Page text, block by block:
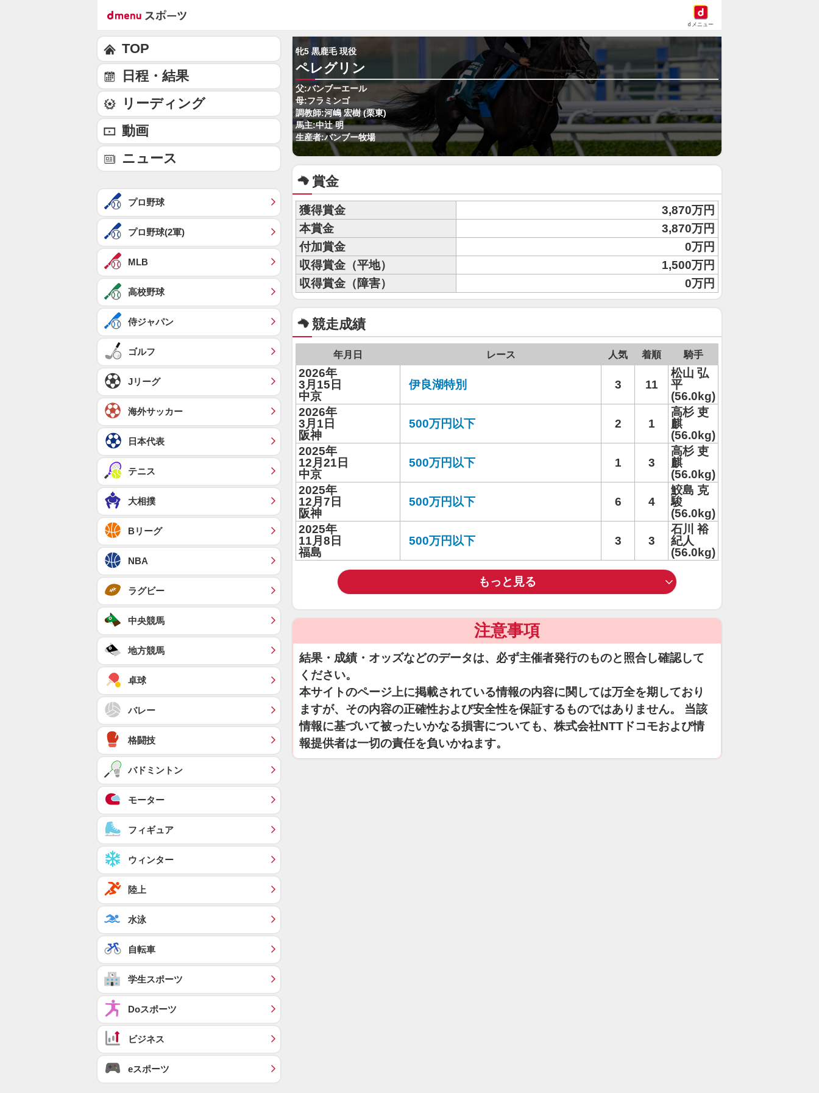
dメニュー
牝5 黒鹿毛 現役
ペレグリン
父:バンブーエール
母:フラミンゴ
調教師:河嶋 宏樹 (栗東)
馬主:中辻 明
生産者:バンブー牧場
賞金
獲得賞金
3,870万円
本賞金
3,870万円
付加賞金
0万円
収得賞金（平地）
1,500万円
収得賞金（障害）
0万円
競走成績
年月日 レース 人気 着順 騎手
2026年
3月15日
中京
伊良湖特別 3 11
松山 弘
平
(56.0kg)
2026年
3月1日
阪神
500万円以下 2 1
高杉 吏
麒
(56.0kg)
2025年
12月21日
中京
500万円以下 1 3
高杉 吏
麒
(56.0kg)
2025年
12月7日
阪神
500万円以下 6 4
鮫島 克
駿
(56.0kg)
2025年
11月8日
福島
500万円以下 3 3
石川 裕
紀人
(56.0kg)
もっと見る
注意事項
結果・成績・オッズなどのデータは、必ず主催者発行のものと照合し確認して
ください。
本サイトのページ上に掲載されている情報の内容に関しては万全を期しており
ますが、その内容の正確性および安全性を保証するものではありません。 当該
情報に基づいて被ったいかなる損害についても、株式会社NTTドコモおよび情
報提供者は一切の責任を負いかねます。
TOP
日程・結果
リーディング
動画
ニュース
プロ野球
プロ野球(2軍)
MLB
高校野球
侍ジャパン
ゴルフ
Jリーグ
海外サッカー
日本代表
テニス
大相撲
Bリーグ
NBA
ラグビー
中央競馬
地方競馬
卓球
バレー
格闘技
バドミントン
モーター
フィギュア
ウィンター
陸上
水泳
自転車
学生スポーツ
Doスポーツ
ビジネス
eスポーツ